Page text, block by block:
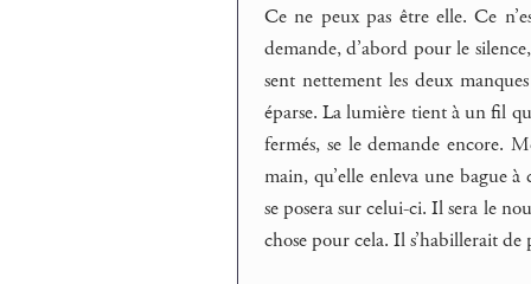
Ce ne peux pas être elle. Ce
demande, d’abord pour le
sent nettement les deux
éparse. La lumière tient à un fil
fermés, se le demande encore.
main, qu’elle enleva une bague
se posera sur celui-ci. Il sera le
chose pour cela. Il s’habillerait de